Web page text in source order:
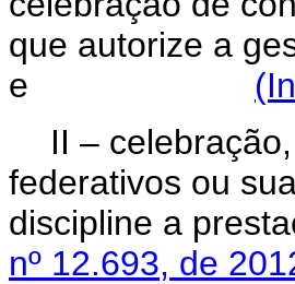
que autorize a
e
II –
federativos ou
discipline a
nº 12.693, de